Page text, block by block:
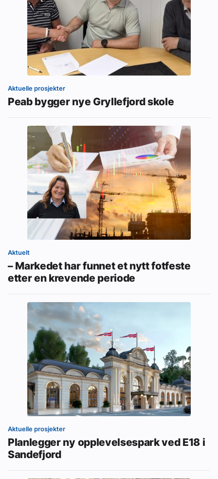
Aktuelle prosjekter
Peab bygger nye Gryllefjord skole
Aktuelt
– Markedet har funnet et nytt fotfeste
etter en krevende periode
Aktuelle prosjekter
Planlegger ny opplevelsespark ved E18 i
Sandefjord